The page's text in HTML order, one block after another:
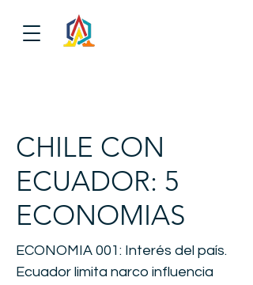
CHILE CON
ECUADOR: 5
ECONOMIAS
ECONOMIA 001: Interés del país.
Ecuador limita narco influencia